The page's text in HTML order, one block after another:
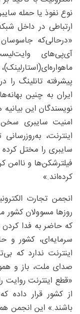
نوع نفوذ یا حمله‌
ارتباطی در داخل
«درحالی‌که
آی‌پی‌های
پیشرفته تانلینگ را
ایران به چنین
نویسندگان این
امنیت سایبری
اینترنت،
سایبری را مختل
فیلترشکن‌ها و ناامن
کرده‌اند.»
انجمن تجارت
روزها مسوولان کشور
که حاضر به فدا
سرمایه‌ای، کشور و
اینترنت ندارد که
صدای ملت، باز و
«قطع اینترنت
از کشور قرار داده
باشند.» این انجمن